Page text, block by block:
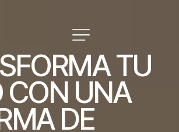
SFORMATU
CON UNA
MA DE